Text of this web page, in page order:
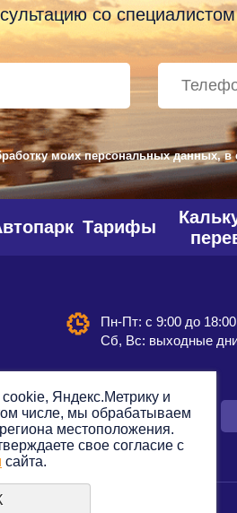
со специалистом
моих персональных данных, в
Тарифы
Пн-Пт: с 9:00 до 18:00
Сб, Вс: выходные
Оставить заявку
Яндекс.Метрику и
числе, мы обрабатываем
местоположения.
свое согласие с
сайта.